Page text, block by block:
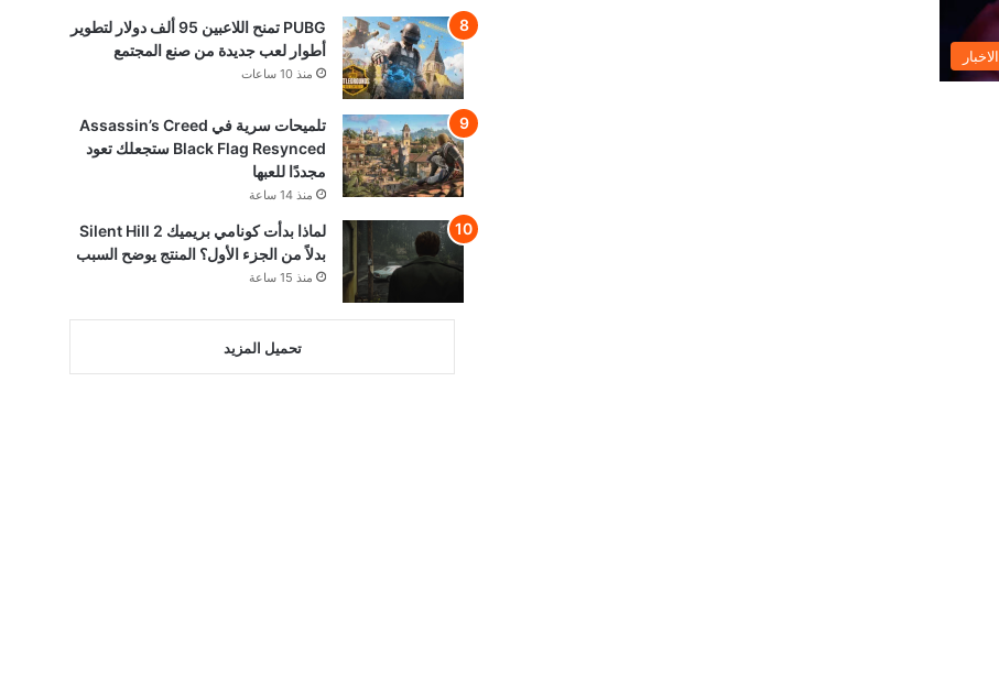
الاخبار
PUBG تمنح اللاعبين 95 ألف دولار لتطوير
أطوار لعب جديدة من صنع المجتمع
منذ 10 ساعات
تلميحات سرية في Assassin’s Creed
Black Flag Resynced ستجعلك تعود
مجددًا للعبها
منذ 14 ساعة
لماذا بدأت كونامي بريميك Silent Hill 2
بدلاً من الجزء الأول؟ المنتج يوضح السبب
منذ 15 ساعة
تحميل المزيد